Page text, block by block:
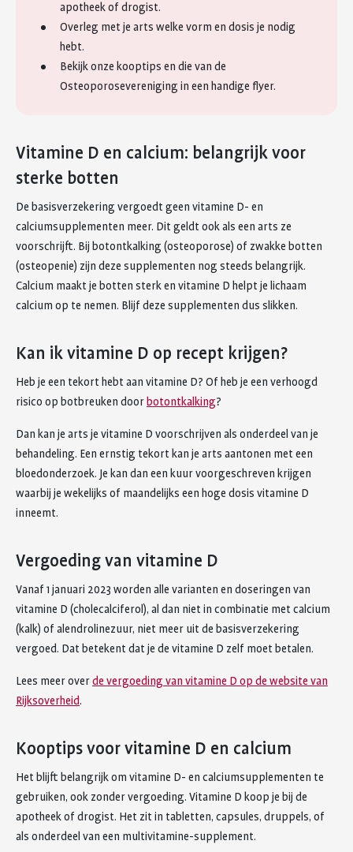
apotheek of drogist.
Overleg met je arts welke vorm en dosis je nodig
hebt.
Bekijk onze kooptips en die van de
Osteoporosevereniging in een handige flyer.
Vitamine D en calcium: belangrijk voor
sterke botten
De basisverzekering vergoedt geen vitamine D- en
calciumsupplementen meer. Dit geldt ook als een arts ze
voorschrijft. Bij botontkalking (osteoporose) of zwakke botten
(osteopenie) zijn deze supplementen nog steeds belangrijk.
Calcium maakt je botten sterk en vitamine D helpt je lichaam
calcium op te nemen. Blijf deze supplementen dus slikken.
Kan ik vitamine D op recept krijgen?
Heb je een tekort hebt aan vitamine D? Of heb je een verhoogd
risico op botbreuken doorbotontkalking?
Dan kan je arts je vitamine D voorschrijven als onderdeel van je
behandeling. Een ernstig tekort kan je arts aantonen met een
bloedonderzoek. Je kan dan een kuur voorgeschreven krijgen
waarbij je wekelijks of maandelijks een hoge dosis vitamine D
inneemt.
Vergoeding van vitamine D
Vanaf 1 januari 2023 worden alle varianten en doseringen van
vitamine D (cholecalciferol), al dan niet in combinatie met calcium
(kalk) of alendrolinezuur, niet meer uit de basisverzekering
vergoed. Dat betekent dat je de vitamine D zelf moet betalen.
Lees meer overde vergoeding van vitamine D op de website van
Rijksoverheid.
Kooptips voor vitamine D en calcium
Het blijft belangrijk om vitamine D- en calciumsupplementen te
gebruiken, ook zonder vergoeding. Vitamine D koop je bij de
apotheek of drogist. Het zit in tabletten, capsules, druppels, of
als onderdeel van een multivitamine-supplement.